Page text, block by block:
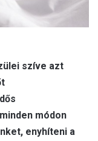
szíve azt
módon
enyhíteni a